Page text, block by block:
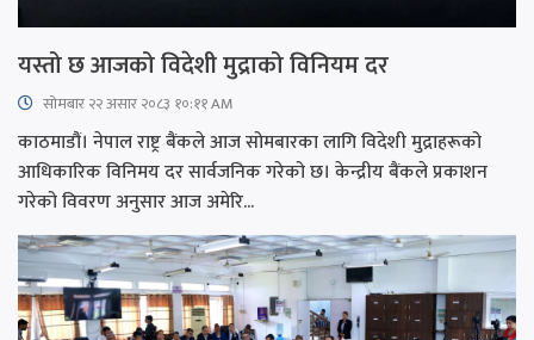
यस्तो छ आजको विदेशी मुद्राको विनियम दर
सोमबार २२ असार २०८३ १०:११ AM
काठमाडौं। नेपाल राष्ट्र बैंकले आज सोमबारका लागि विदेशी मुद्राहरूको
आधिकारिक विनिमय दर सार्वजनिक गरेको छ। केन्द्रीय बैंकले प्रकाशन
गरेको विवरण अनुसार आज अमेरि...